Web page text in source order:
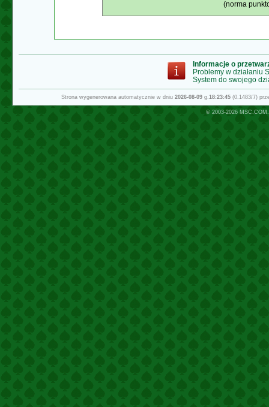
(norma
Informacje o
Problemy w działaniu
System do swojego
Strona wygenerowana automatycznie w dniu 2026-08-09g.18:23:45(0.1483/7)
© 2003-2026